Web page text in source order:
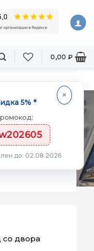
0,00 ₽
со двора
5% *
до: 02.08.2026